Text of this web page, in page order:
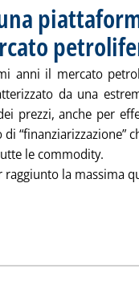
anni il mercato
da una
prezzi, anche per
“finanziarizzazione”
le commodity.
raggiunto la massima